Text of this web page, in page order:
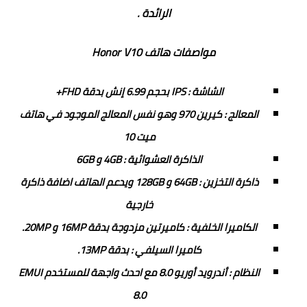
الرائدة .
مواصفات هاتف Honor V10
الشاشة : IPS بحجم 6.99 إنش بدقة FHD+
المعالج : كيرين 970 وهو نفس المعالج الموجود في هاتف
ميت 10
الذاكرة العشوائية : 4GB و 6GB
ذاكرة التخزين : 64GB و 128GB ويدعم الهاتف اضافة ذاكرة
خارجية
الكاميرا الخلفية : كاميرتين مزدوجة بدقة 16MP و 20MP.
كاميرا السيلفي : بدقة 13MP.
النظام : أندرويد أوريو 8.0 مع احدث واجهة للمستخدم EMUI
8.0